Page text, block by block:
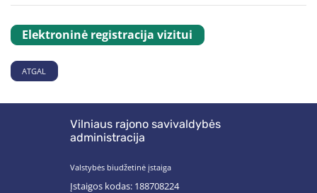
Elektroninė registracija vizitui
ATGAL
Vilniaus rajono savivaldybės
administracija
Valstybės biudžetinė įstaiga
Įstaigos kodas: 188708224